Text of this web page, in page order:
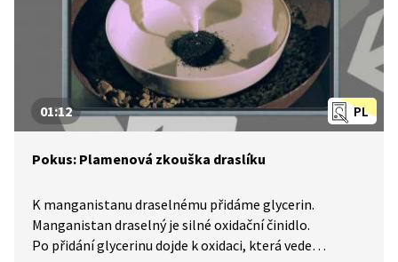
PL
01:12
Pokus: Plamenová zkouška draslíku
K manganistanu draselnému přidáme glycerin.
Manganistan draselný je silné oxidační činidlo.
Po přidání glycerinu dojde k oxidaci, která vede